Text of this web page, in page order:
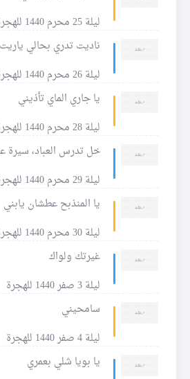
ليلة 25 محرم 1440 للهجرة
ناديت تدري بحالي
ليلة 26 محرم 1440 للهجرة
يا جاري الماي تأذيني
ليلة 28 محرم 1440 للهجرة
خل تدرس العباد، سيرة
ليلة 29 محرم 1440 للهجرة
يا المنذبح عطشان يابني
ليلة 30 محرم 1440 للهجرة
غيرتك ولواك
ليلة 3 صفر 1440 للهجرة
سامحيني
ليلة 4 صفر 1440 للهجرة
يا بويا شلي بعمري